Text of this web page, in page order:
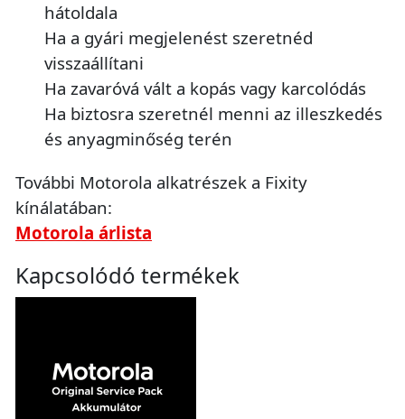
hátoldala
Ha a gyári megjelenést szeretnéd
visszaállítani
Ha zavaróvá vált a kopás vagy karcolódás
Ha biztosra szeretnél menni az illeszkedés
és anyagminőség terén
További Motorola alkatrészek a Fixity
kínálatában:
Motorola árlista
Kapcsolódó termékek